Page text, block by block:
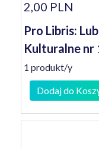
2,00 PLN
Pro Libris:
Kulturalne nr
1 produkt/y
Dodaj do